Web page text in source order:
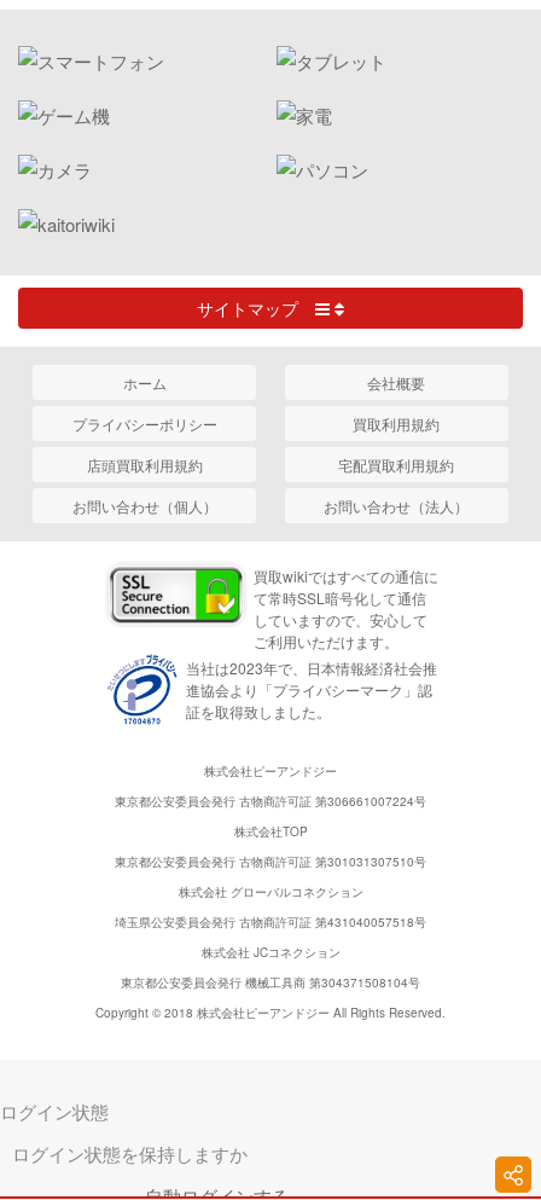
サイトマップ
ホーム
会社概要
プライバシーポリシー
買取利用規約
店頭買取利用規約
宅配買取利用規約
お問い合わせ（個人）
お問い合わせ（法人）
買取wikiではすべての通信に
て常時SSL暗号化して通信
していますので、安心して
ご利用いただけます。
当社は2023年で、日本情報経済社会推
進協会より「プライバシーマーク」認
証を取得致しました。
株式会社ピーアンドジー
東京都公安委員会発行 古物商許可証 第306661007224号
株式会社TOP
東京都公安委員会発行 古物商許可証 第301031307510号
株式会社 グローバルコネクション
埼玉県公安委員会発行 古物商許可証 第431040057518号
株式会社 JCコネクション
東京都公安委員会発行 機械工具商 第304371508104号
Copyright © 2018 株式会社ピーアンドジー All Rights Reserved.
ログイン状態
ログイン状態を保持しますか